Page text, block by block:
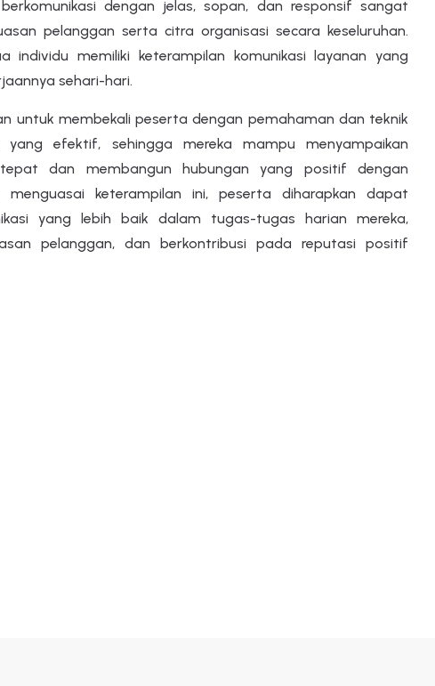
dengan jelas, sopan, dan responsif sangat
pelanggan serta citra organisasi secara keseluruhan.
individu memiliki keterampilan komunikasi layanan yang
sehari-hari.
untuk membekali peserta dengan pemahaman dan teknik
yang efektif, sehingga mereka mampu menyampaikan
dan membangun hubungan yang positif dengan
menguasai keterampilan ini, peserta diharapkan dapat
yang lebih baik dalam tugas-tugas harian mereka,
pelanggan, dan berkontribusi pada reputasi positif